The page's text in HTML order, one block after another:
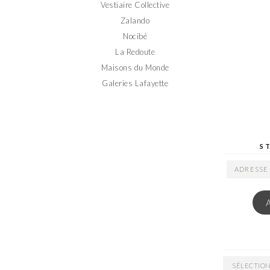
Vestiaire Collective
Zalando
Nocibé
La Redoute
Maisons du Monde
Galeries Lafayette
ADRESSE
ARCHIVES